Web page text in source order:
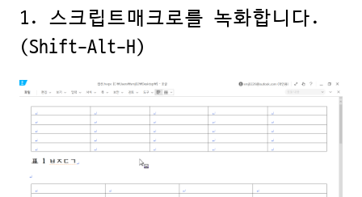
1. 스크립트매크로를 녹화합니다.
(Shift-Alt-H)